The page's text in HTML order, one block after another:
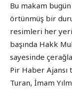
Bu makam
örtünmüş bir
resimleri her
başında Hakk
sayesinde
Pir Haber
Turan, İmam